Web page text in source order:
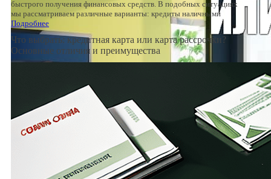
быстрого получения финансовых средств. В подобных ситуациях
мы рассматриваем различные варианты: кредиты наличными
Подробнее
Что выбрать: кредитная карта или карта рассрочки?
Основные отличия и преимущества